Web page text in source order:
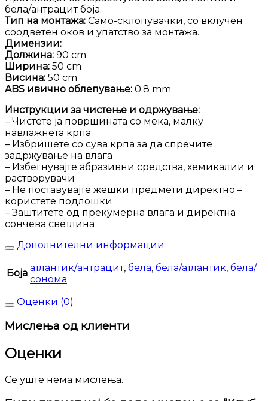
бела/антрацит боја.
Тип на монтажа: Само-склопувачки, со вклучен
соодветен оков и упатство за монтажа.
Димензии:
Должина: 90 cm
Ширина: 50 cm
Висина: 50 cm
ABS ивично облепување: 0.8 mm
Инструкции за чистење и одржување:
– Чистете ја површината со мека, малку
навлажнета крпа
– Избришете со сува крпа за да спречите
задржување на влага
– Избегнувајте абразивни средства, хемикалии и
растворувачи
– Не поставувајте жешки предмети директно –
користете подлошки
– Заштитете од прекумерна влага и директна
сончева светлина
Дополнителни информации
Боја атлантик/антрацит, бела, бела/атлантик, бела/
сонома
Оценки (0)
Мислења од клиенти
Оценки
Се уште нема мислења.